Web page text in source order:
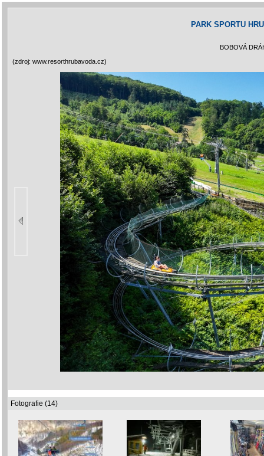
PARK SPORTU
BOBOVÁ
(zdroj: www.resorthrubavoda.cz)
Fotografie (14)